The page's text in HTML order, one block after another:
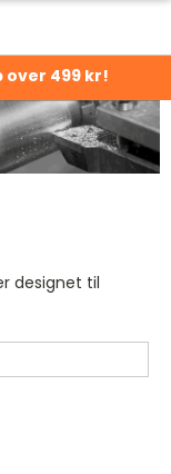
499 kr!
designet til